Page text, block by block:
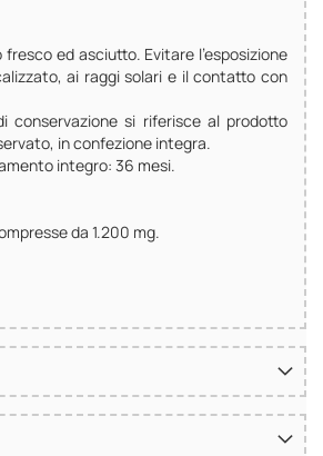
ed asciutto. Evitare l’esposizione
ai raggi solari e il contatto con
conservazione si riferisce al prodotto
in confezione integra.
integro: 36 mesi.
da 1.200 mg.